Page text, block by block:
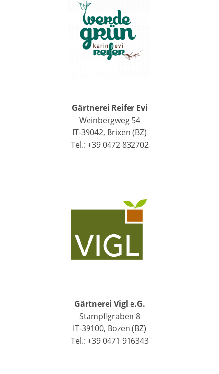
Gärtnerei Reifer Evi
Weinbergweg 54
IT-39042, Brixen (BZ)
Tel.: +39 0472 832702
Gärtnerei Vigl e.G.
Stampflgraben 8
IT-39100, Bozen (BZ)
Tel.: +39 0471 916343